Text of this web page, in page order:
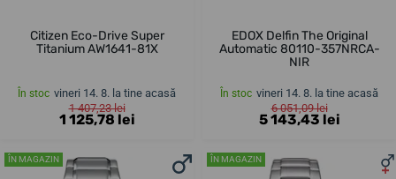
Citizen Eco-Drive Super
Titanium AW1641-81X
În stoc vineri 14. 8. la tine acasă
1 407,23 lei
1 125,78 lei
EDOX Delfin The Original
Automatic 80110-357NRCA-
NIR
În stoc vineri 14. 8. la tine acasă
6 051,09 lei
5 143,43 lei
ÎN MAGAZIN ÎN MAGAZIN